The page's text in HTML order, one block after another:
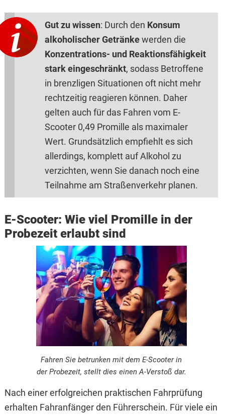
Gut zu wissen: Durch den Konsum
alkoholischer Getränkewerden die
Konzentrations- und Reaktionsfähigkeit
stark eingeschränkt, sodass Betroffene
in brenzligen Situationen oft nicht mehr
rechtzeitig reagieren können. Daher
gelten auch für das Fahren vom E-
Scooter 0,49 Promille als maximaler
Wert. Grundsätzlich empfiehlt es sich
allerdings, komplett auf Alkohol zu
verzichten, wenn Sie danach noch eine
Teilnahme am Straßenverkehr planen.
E-Scooter: Wie viel Promille in der
Probezeit erlaubt sind
Fahren Sie betrunken mit dem E-Scooter in
der Probezeit, stellt dies einen A-Verstoß dar.
Nach einer erfolgreichen praktischen Fahrprüfung
erhalten Fahranfänger den Führerschein. Für viele ein